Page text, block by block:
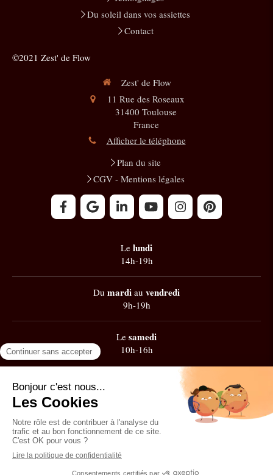
Du soleil dans vos assiettes
Contact
©2021 Zest' de Flow
Zest' de Flow
11 Rue des Roseaux
31400 Toulouse
France
Afficher le téléphone
Plan du site
CGV - Mentions légales
Le lundi
14h-19h
Du mardi au vendredi
9h-19h
Le samedi
10h-16h
Google
101 avis
Contacter Zest' de Flow